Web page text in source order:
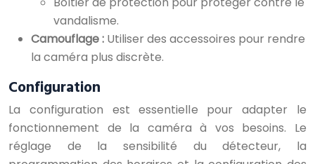
vandalisme.
Camouflage : Utiliser des accessoires pour rendre
la caméra plus discrète.
Configuration
La configuration est essentielle pour adapter le
fonctionnement de la caméra à vos besoins. Le
réglage de la sensibilité du détecteur, la